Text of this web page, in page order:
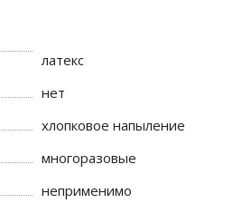
латекс
нет
хлопковое напыление
многоразовые
неприменимо